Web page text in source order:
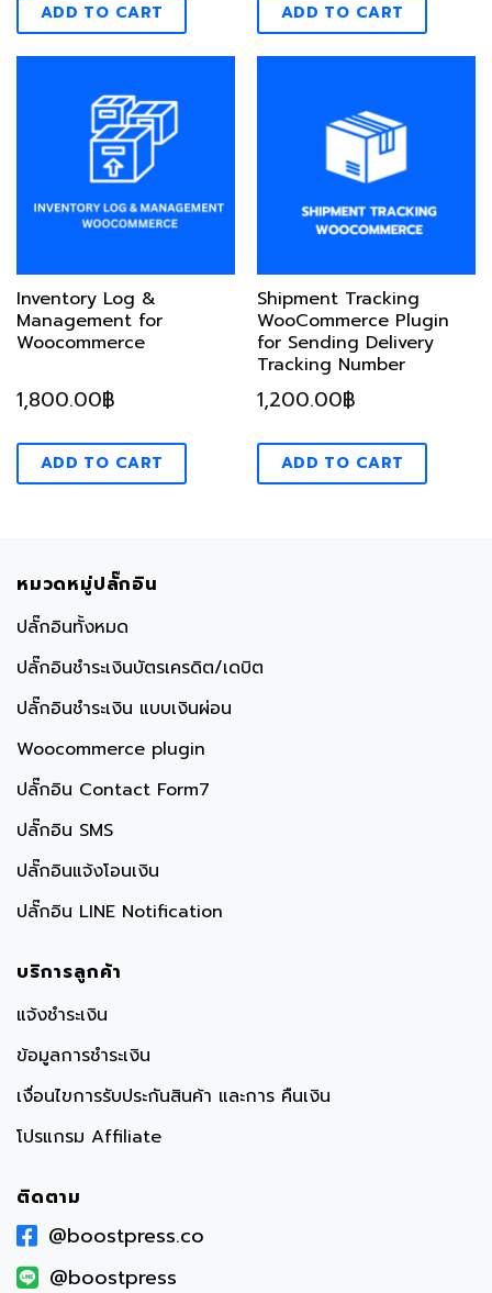
ADD TO CART ADD TO CART
Inventory Log &
Management for
Woocommerce
1,800.00฿
ADD TO CART
Shipment Tracking
WooCommerce Plugin
for Sending Delivery
Tracking Number
1,200.00฿
ADD TO CART
หมวดหมู่ปลั๊กอิน
ปลั๊กอินทั้งหมด
ปลั๊กอินชำระเงินบัตรเครดิต/เดบิต
ปลั๊กอินชำระเงิน แบบเงินผ่อน
Woocommerce plugin
ปลั๊กอิน Contact Form7
ปลั๊กอิน SMS
ปลั๊กอินแจ้งโอนเงิน
ปลั๊กอิน LINE Notification
บริการลูกค้า
แจ้งชำระเงิน
ข้อมูลการชำระเงิน
เงื่อนไขการรับประกันสินค้า และการ คืนเงิน
โปรแกรม Affiliate
ติดตาม
@boostpress.co
@boostpress